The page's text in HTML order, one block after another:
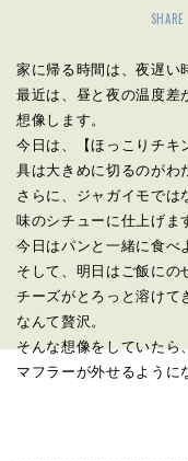
SHARE
家に帰る時間は、夜遅い
最近は、昼と夜の温度差
想像します。
今日は、【ほっこりチキ
具は大きめに切るのがわ
さらに、ジャガイモでは
味のシチューに仕上げま
今日はパンと一緒に食べ
そして、明日はご飯にの
チーズがとろっと溶けて
なんて贅沢。
そんな想像をしていたら
マフラーが外せるように